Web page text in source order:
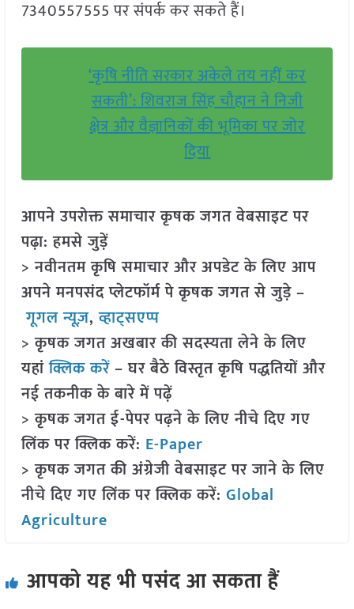
7340557555 पर संपर्क कर सकते हैं।
‘कृषि नीति सरकार अकेले तय नहीं कर
सकती’: शिवराज सिंह चौहान ने निजी
क्षेत्र और वैज्ञानिकों की भूमिका पर जोर
दिया
आपने उपरोक्त समाचार कृषक जगत वेबसाइट पर
पढ़ा: हमसे जुड़ें
> नवीनतम कृषि समाचार और अपडेट के लिए आप
अपने मनपसंद प्लेटफॉर्म पे कृषक जगत से जुड़े –
गूगल न्यूज़,व्हाट्सएप्प
> कृषक जगत अखबार की सदस्यता लेने के लिए
यहांक्लिक करें– घर बैठे विस्तृत कृषि पद्धतियों और
नई तकनीक के बारे में पढ़ें
> कृषक जगत ई-पेपर पढ़ने के लिए नीचे दिए गए
लिंक पर क्लिक करें: E-Paper
> कृषक जगत की अंग्रेजी वेबसाइट पर जाने के लिए
नीचे दिए गए लिंक पर क्लिक करें: Global
Agriculture
आपको यह भी पसंद आ सकता हैं